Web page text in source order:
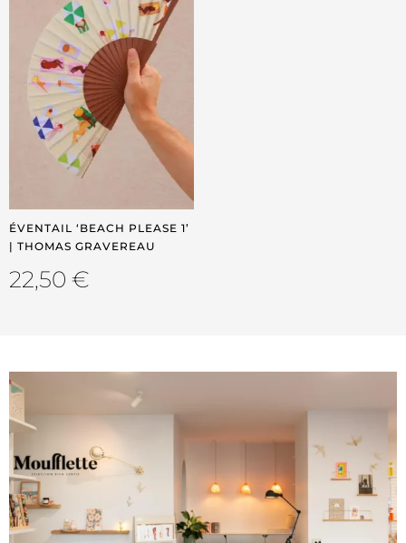
ÉVENTAIL ‘BEACH PLEASE 1’
| THOMAS GRAVEREAU
22,50 €